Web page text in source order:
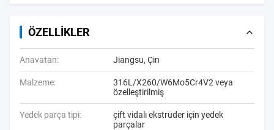
ÖZELLIKLER
Anavatan: Jiangsu, Çin
Malzeme:
316L/X260/W6Mo5Cr4V2 veya
özelleştirilmiş
Yedek parça tipi:
çift ​​vidalı ekstrüder için yedek
parçalar